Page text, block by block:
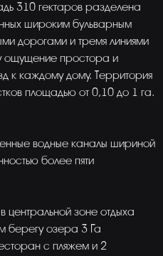
310 гектаров разделена
широким бульварным
дорогами и тремя линиями
ощущение простора и
к каждому дому. Территория
площадью от 0,10 до 1 га.
водные каналы шириной
более пяти
центральной зоне отдыха
берегу озера 3 Га
с пляжем и 2